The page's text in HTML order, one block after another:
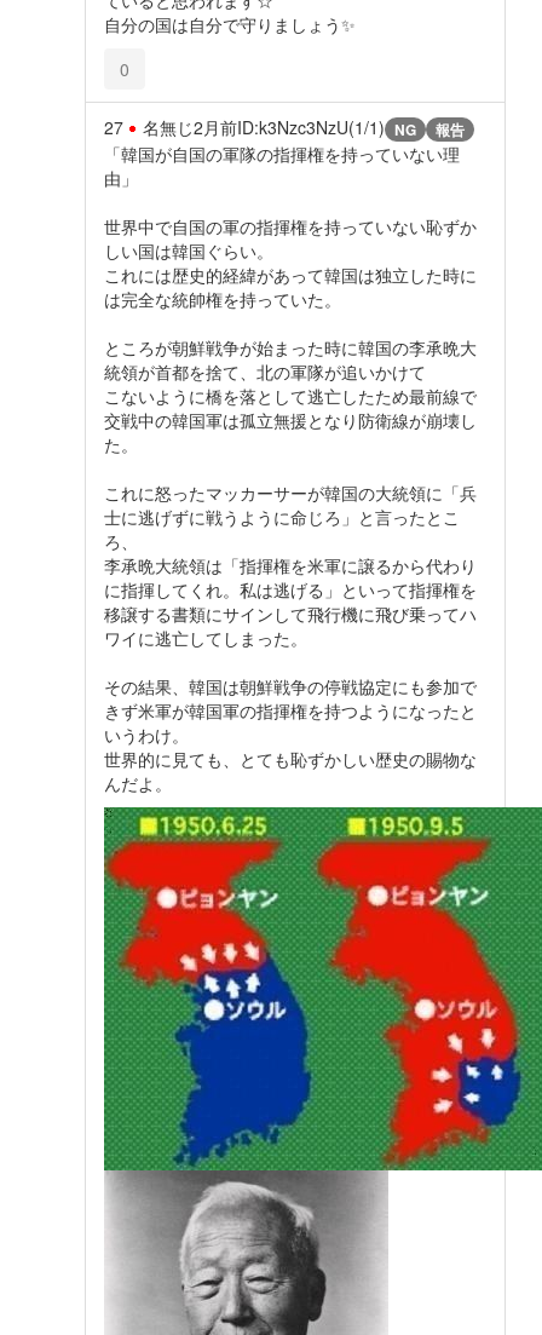
自分の国は自分で守りましょう✨️
0
27 名無じ2月前ID:k3Nzc3NzU(1/1) NG 報告
「韓国が自国の軍隊の指揮権を持っていない理
由」
世界中で自国の軍の指揮権を持っていない恥ずか
しい国は韓国ぐらい。
これには歴史的経緯があって韓国は独立した時に
は完全な統帥権を持っていた。
ところが朝鮮戦争が始まった時に韓国の李承晩大
統領が首都を捨て、北の軍隊が追いかけて
こないように橋を落として逃亡したため最前線で
交戦中の韓国軍は孤立無援となり防衛線が崩壊し
た。
これに怒ったマッカーサーが韓国の大統領に「兵
士に逃げずに戦うように命じろ」と言ったとこ
ろ、
李承晩大統領は「指揮権を米軍に譲るから代わり
に指揮してくれ。私は逃げる」といって指揮権を
移譲する書類にサインして飛行機に飛び乗ってハ
ワイに逃亡してしまった。
その結果、韓国は朝鮮戦争の停戦協定にも参加で
きず米軍が韓国軍の指揮権を持つようになったと
いうわけ。
世界的に見ても、とても恥ずかしい歴史の賜物な
んだよ。